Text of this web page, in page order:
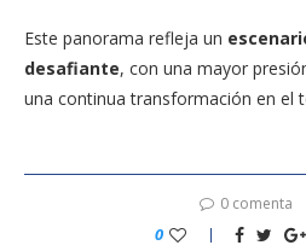
Este panorama refleja un
desafiante, con una mayor
una continua transformación en el
0 comenta
0